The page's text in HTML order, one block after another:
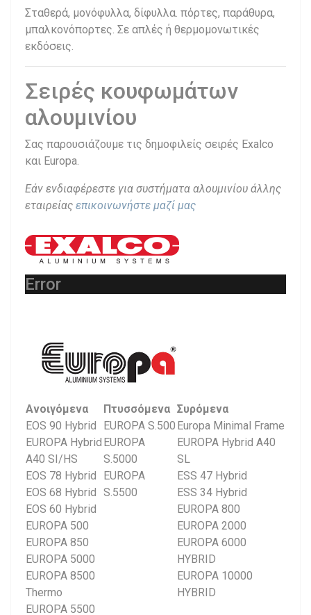
Σταθερά, μονόφυλλα, δίφυλλα. πόρτες, παράθυρα,
μπαλκονόπορτες. Σε απλές ή θερμομονωτικές
εκδόσεις.
Σειρές κουφωμάτων
αλουμινίου
Σας παρουσιάζουμε τις δημοφιλείς σειρές Exalco
και Europa.
Εάν ενδιαφέρεστε για συστήματα αλουμινίου άλλης
εταιρείας επικοινωνήστε μαζί μας
Error
Ανοιγόμενα
EOS 90 Hybrid
EUROPA Hybrid
A40 SI/HS
EOS 78 Hybrid
EOS 68 Hybrid
EOS 60 Hybrid
EUROPA 500
EUROPA 850
EUROPA 5000
EUROPA 8500
Thermo
EUROPA 5500
Πτυσσόμενα
EUROPA S.500
EUROPA
S.5000
EUROPA
S.5500
Συρόμενα
Europa Minimal Frame
EUROPA Hybrid A40
SL
ESS 47 Hybrid
ESS 34 Hybrid
EUROPA 800
EUROPA 2000
EUROPA 6000
HYBRID
EUROPA 10000
HYBRID